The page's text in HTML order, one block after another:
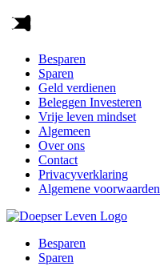
Besparen
Sparen
Geld verdienen
Beleggen Investeren
Vrije leven mindset
Algemeen
Over ons
Contact
Privacyverklaring
Algemene voorwaarden
Besparen
Sparen